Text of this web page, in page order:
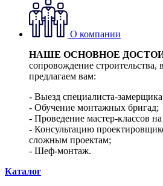
О компании
НАШЕ ОСНОВНОЕ
сопровождение строительства,
предлагаем вам:
- Выезд специалиста-
- Обучение монтажных бригад;
- Проведение мастер-классов
- Консультацию
сложным проектам;
- Шеф-монтаж.
Каталог